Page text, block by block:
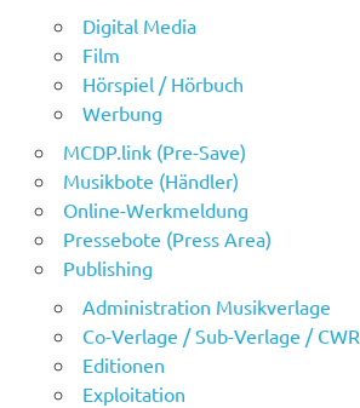
Digital Media
Film
Hörspiel / Hörbuch
Werbung
MCDP.link (Pre-Save)
Musikbote (Händler)
Online-Werkmeldung
Pressebote (Press Area)
Publishing
Administration Musikverlage
Co-Verlage / Sub-Verlage / CWR
Editionen
Exploitation